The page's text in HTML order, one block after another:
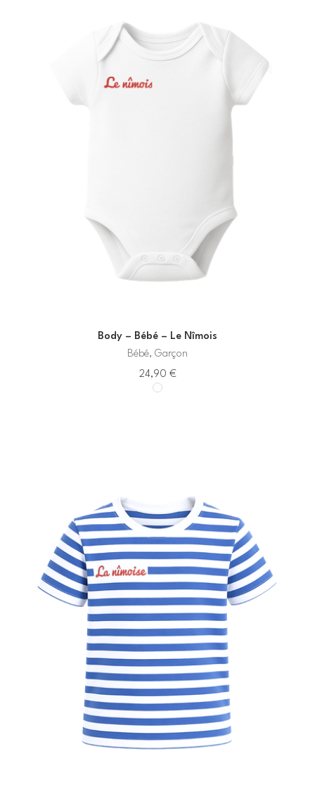
Body – Bébé – Le Nîmois
Bébé, Garçon
24,90 €